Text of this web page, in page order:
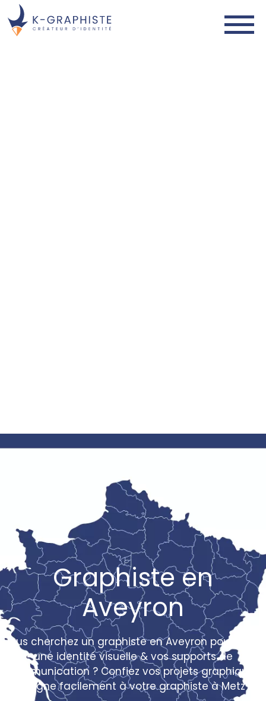
Graphiste en
Aveyron
Vous cherchez un graphiste en Aveyron pour créer
une identité visuelle & vos supports de
communication ? Confiez vos projets graphiques
en ligne facilement à votre graphiste à Metz !